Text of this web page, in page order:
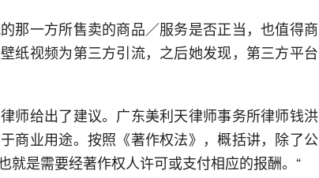
那一方所售卖的商品／服务是否正当，也值得商
纸视频为第三方引流，之后她发现，第三方平台
师给出了建议。广东美利天律师事务所律师钱洪
商业用途。按照《著作权法》，概括讲，除了公
就是需要经著作权人许可或支付相应的报酬。“